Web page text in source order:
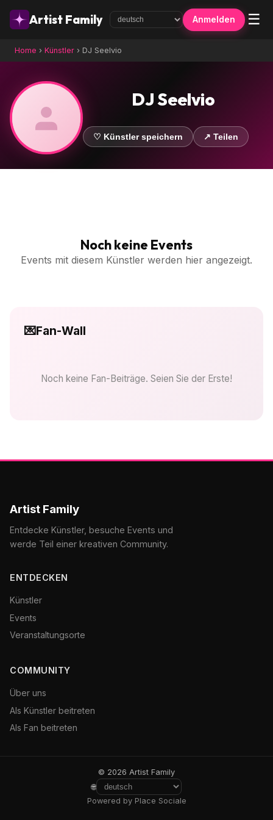
Artist Family Anmelden ☰
Home › Künstler › DJ Seelvio
DJ Seelvio
♡ Künstler speichern ↗ Teilen
Noch keine Events
Events mit diesem Künstler werden hier angezeigt.
💌Fan-Wall
Noch keine Fan-Beiträge. Seien Sie der Erste!
Artist Family
Entdecke Künstler, besuche Events und
werde Teil einer kreativen Community.
ENTDECKEN
Künstler
Events
Veranstaltungsorte
COMMUNITY
Über uns
Als Künstler beitreten
Als Fan beitreten
© 2026 Artist Family
🌐
Powered by Place Sociale